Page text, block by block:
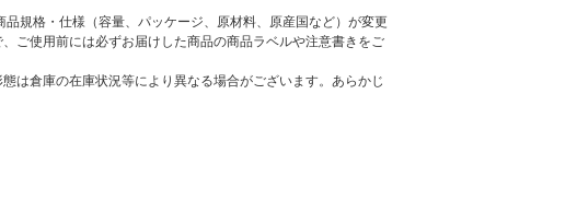
規格・仕様（容量、パッケージ、原材料、原産国など）が変更
ご使用前には必ずお届けした商品の商品ラベルや注意書きをご
は倉庫の在庫状況等により異なる場合がございます。あらかじ